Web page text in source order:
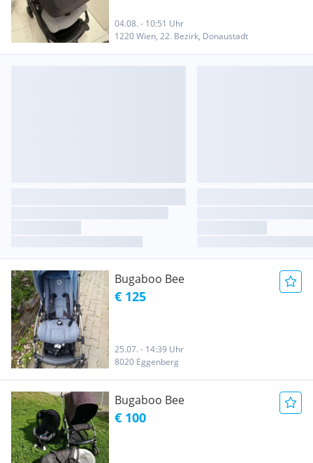
04.08. - 10:51 Uhr
1220 Wien, 22. Bezirk, Donaustadt
Bugaboo Bee
€ 125
25.07. - 14:39 Uhr
8020 Eggenberg
Bugaboo Bee
€ 100